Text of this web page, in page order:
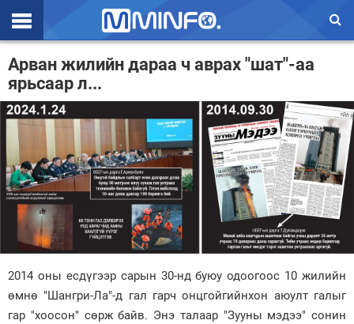
Эхлэл
Цаг агаар
Валют ханш
Улс төр
Эдийн засаг
Үзэл бодол
Спорт
Нийгэм
Дэлхий
Арван жилийн дараа ч аврах "шат"-аа
ярьсаар л...
2014 оны есдүгээр сарын 30-нд буюу одоогоос 10 жилийн
өмнө "Шангри-Ла"-д гал гарч онцгойгийнхон аюулт галыг
гар "хоосон" сөрж байв. Энэ талаар "Зууны мэдээ" сонин